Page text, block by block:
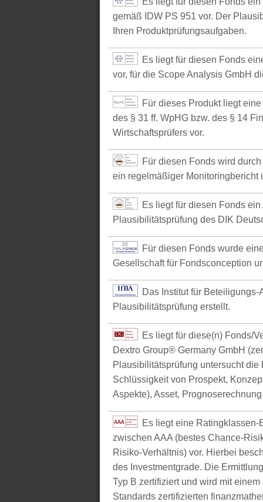
gemäß IDW PS 951 vor. Der
Ihren Produktprüfungsaufgaben.
Es liegt für diesen Fonds
vor, für die Scope Analysis GmbH
Für dieses Produkt liegt
des § 31 ff. WpHG bzw. des § 14
Wirtschaftsprüfers vor.
Für diesen Fonds wird
ein regelmäßiger Monitoringbericht
Es liegt für diesen Fonds
Plausibilitätsprüfung des DIK
Für diesen Fonds wurde
Gesellschaft für Fondsconception
Das Institut für
Plausibilitätsprüfung erstellt.
Es liegt für diese(n) Fonds/
Dextro Group® Germany GmbH
Plausibilitätsprüfung untersucht
Schlüssigkeit von Prospekt,
Aspekte), Asset,
Es liegt eine Ratingklassen-
zwischen AAA (bestes Chance-
Risiko-Verhältnis) vor. Hierbei
des Investmentgrade. Die
Typ B zertifiziert und wird mit
Standards zertifizierten